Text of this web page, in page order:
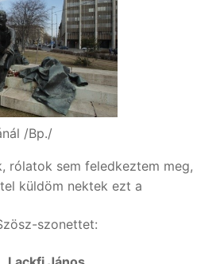
/Bp./
rólatok sem feledkeztem meg,
küldöm nektek ezt a
szonettet: